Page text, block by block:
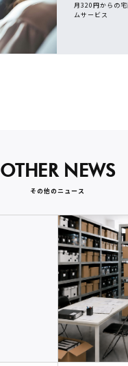
月320円からの
ムサービス
OTHER NEWS
その他のニュース